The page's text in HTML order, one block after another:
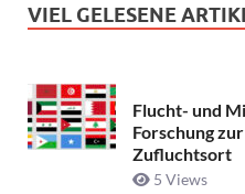
VIEL GELESENE
Flucht- und
Forschung
Zufluchtsort
5 Views